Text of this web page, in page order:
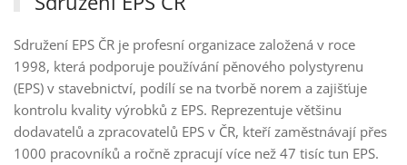
Sdružení EPS ČR je profesní organizace založená v roce
1998, která podporuje používání pěnového polystyrenu
(EPS) v stavebnictví, podílí se na tvorbě norem a zajišťuje
kontrolu kvality výrobků z EPS. Reprezentuje většinu
dodavatelů a zpracovatelů EPS v ČR, kteří zaměstnávají přes
1000 pracovníků a ročně zpracují více než 47 tisíc tun EPS.